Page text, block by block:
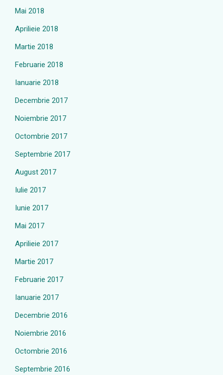
Mai 2018
Aprilieie 2018
Martie 2018
Februarie 2018
Ianuarie 2018
Decembrie 2017
Noiembrie 2017
Octombrie 2017
Septembrie 2017
August 2017
Iulie 2017
Iunie 2017
Mai 2017
Aprilieie 2017
Martie 2017
Februarie 2017
Ianuarie 2017
Decembrie 2016
Noiembrie 2016
Octombrie 2016
Septembrie 2016